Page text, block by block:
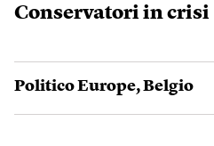
Conservatori in crisi
Politico Europe,Belgio